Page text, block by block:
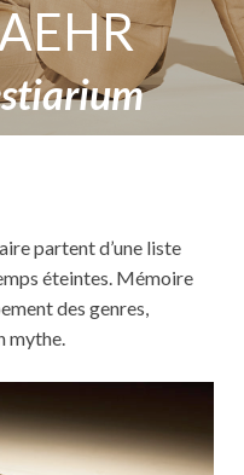
partent d’une liste
éteintes. Mémoire
des genres,
mythe.